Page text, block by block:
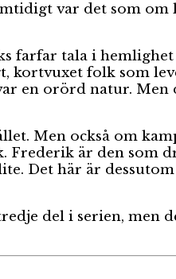
var det som om
farfar tala i hemlighet
kortvuxet folk som
en orörd natur. Men
Men också om
Frederik är den som
Det här är
del i serien, men